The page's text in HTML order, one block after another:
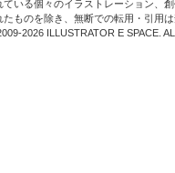
ている個々のイラストレーション、
たものを除き、無断での転用・引用
2026 ILLUSTRATOR E SPACE.